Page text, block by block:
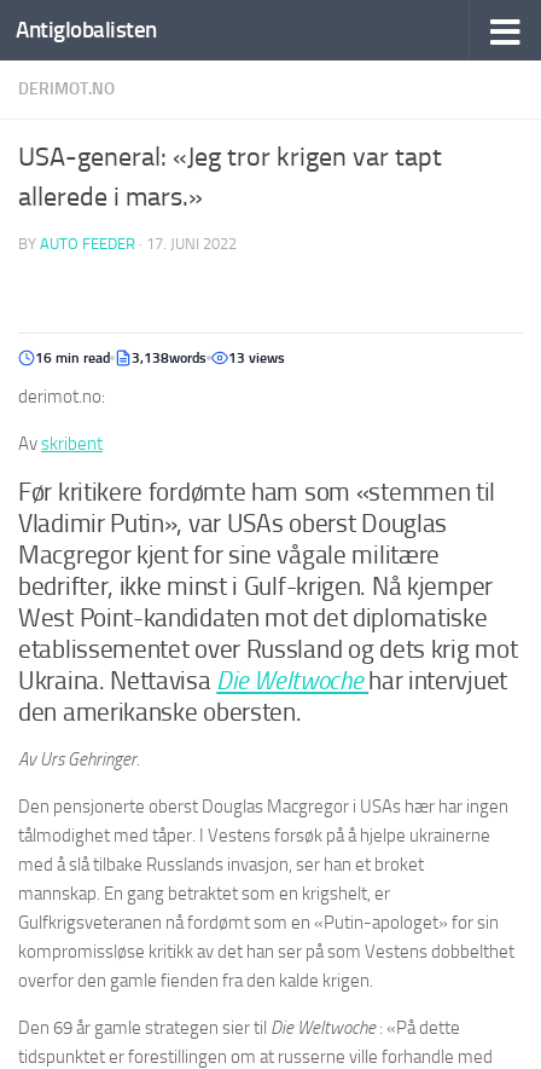
Antiglobalisten
DERIMOT.NO
USA-general: «Jeg tror krigen var tapt
allerede i mars.»
BY AUTO FEEDER · 17. JUNI 2022
16 min read 3,138words 13 views
derimot.no:
Avskribent
Før kritikere fordømte ham som «stemmen til
Vladimir Putin», var USAs oberst Douglas
Macgregor kjent for sine vågale militære
bedrifter, ikke minst i Gulf-krigen. Nå kjemper
West Point-kandidaten mot det diplomatiske
etablissementet over Russland og dets krig mot
Ukraina. Nettavisa Die Weltwochehar intervjuet
den amerikanske obersten.
Av Urs Gehringer.
Den pensjonerte oberst Douglas Macgregor i USAs hær har ingen
tålmodighet med tåper. I Vestens forsøk på å hjelpe ukrainerne
med å slå tilbake Russlands invasjon, ser han et broket
mannskap. En gang betraktet som en krigshelt, er
Gulfkrigsveteranen nå fordømt som en «Putin-apologet» for sin
kompromissløse kritikk av det han ser på som Vestens dobbelthet
overfor den gamle fienden fra den kalde krigen.
Den 69 år gamle strategen sier til Die Weltwoche: «På dette
tidspunktet er forestillingen om at russerne ville forhandle med